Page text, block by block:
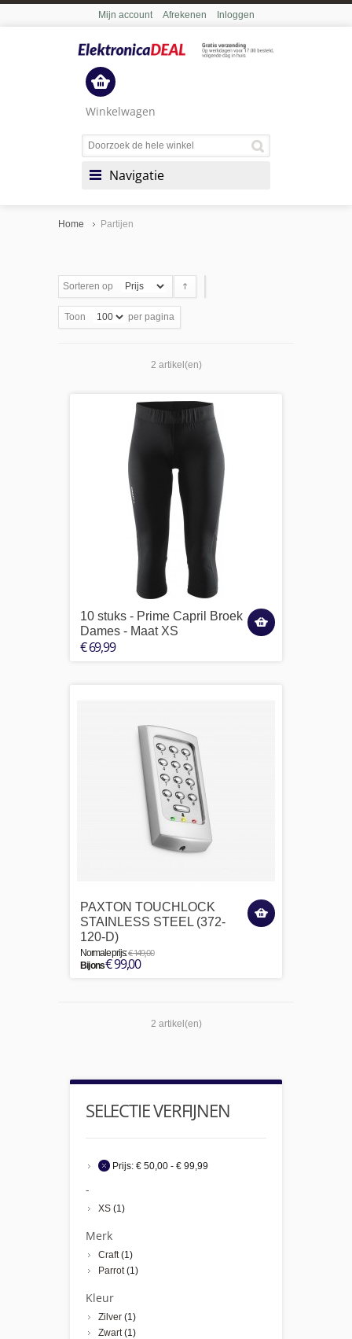
Mijn account Afrekenen Inloggen
Winkelwagen
Navigatie
Home Partijen
Sorteren op
Toon per pagina
2 artikel(en)
10 stuks - Prime Capril Broek
Dames - Maat XS
€ 69,99
PAXTON TOUCHLOCK
STAINLESS STEEL (372-
120-D)
Normale prijs:€ 149,00
Bij ons€ 99,00
2 artikel(en)
SELECTIE VERFIJNEN
Prijs: € 50,00 - € 99,99
-
XS (1)
Merk
Craft(1)
Parrot(1)
Kleur
Zilver (1)
Zwart(1)